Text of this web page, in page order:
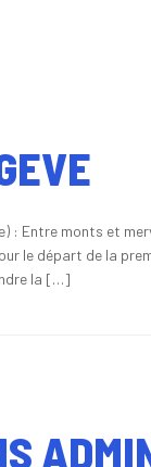
: Entre monts et
le départ de la
la […]